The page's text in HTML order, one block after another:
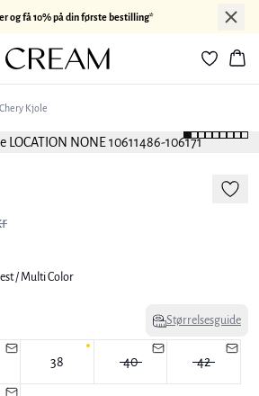
og få 10% på din første bestilling*
Kjole
/ Multi Color
Størrelsesguide
38 40 42